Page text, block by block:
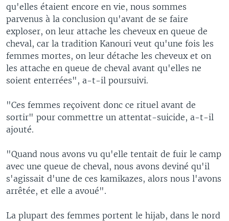
qu'elles étaient encore en vie, nous sommes
parvenus à la conclusion qu'avant de se faire
exploser, on leur attache les cheveux en queue de
cheval, car la tradition Kanouri veut qu'une fois les
femmes mortes, on leur détache les cheveux et on
les attache en queue de cheval avant qu'elles ne
soient enterrées", a-t-il poursuivi.
"Ces femmes reçoivent donc ce rituel avant de
sortir" pour commettre un attentat-suicide, a-t-il
ajouté.
"Quand nous avons vu qu'elle tentait de fuir le camp
avec une queue de cheval, nous avons deviné qu'il
s'agissait d'une de ces kamikazes, alors nous l'avons
arrêtée, et elle a avoué".
La plupart des femmes portent le hijab, dans le nord